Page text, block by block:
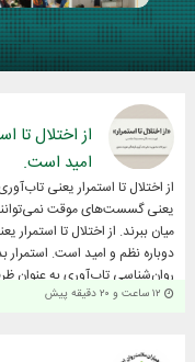
از اختلال تا
امید است.
از اختلال تا استمرار یعنی
یعنی گسست‌های موقت نمی‌توانند
میان ببرند. از اختلال تا
دوباره نظم و امید است.
روان‌شناسی تاب‌آوری به عنوان
۱۲ ساعت و ۲۰ دقیقه پیش